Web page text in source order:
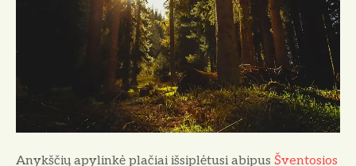
Anykščių apylinkė plačiai išsiplėtusi abipus Šventosios